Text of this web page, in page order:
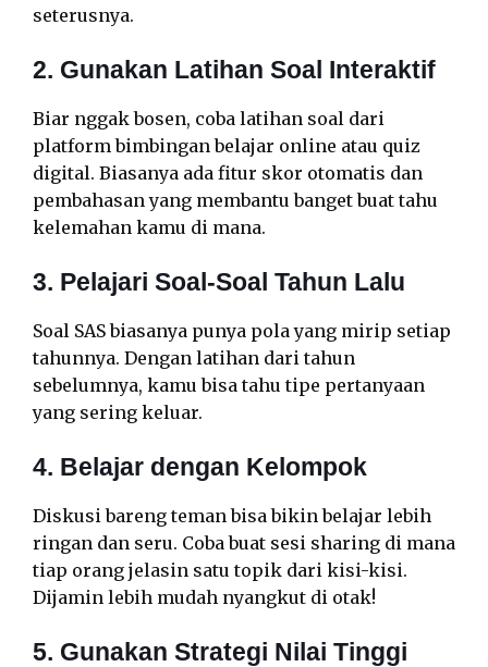
seterusnya.
2. Gunakan Latihan Soal Interaktif
Biar nggak bosen, coba latihan soal dari
platform bimbingan belajar online atau quiz
digital. Biasanya ada fitur skor otomatis dan
pembahasan yang membantu banget buat tahu
kelemahan kamu di mana.
3. Pelajari Soal-Soal Tahun Lalu
Soal SAS biasanya punya pola yang mirip setiap
tahunnya. Dengan latihan dari tahun
sebelumnya, kamu bisa tahu tipe pertanyaan
yang sering keluar.
4. Belajar dengan Kelompok
Diskusi bareng teman bisa bikin belajar lebih
ringan dan seru. Coba buat sesi sharing di mana
tiap orang jelasin satu topik dari kisi-kisi.
Dijamin lebih mudah nyangkut di otak!
5. Gunakan Strategi Nilai Tinggi